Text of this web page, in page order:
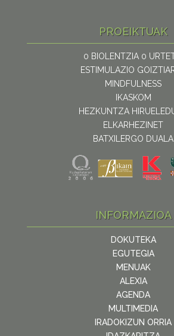
PROEIKTUAK
0 BIOLENTZIA 0
ESTIMULAZIO
MINDFULNESS
IKASKOM
HEZKUNTZA
ELKARHEZINET
BATXILERGO DUALA
INFORMAZIOA
DOKUTEKA
EGUTEGIA
MENUAK
ALEXIA
AGENDA
MULTIMEDIA
IRADOKIZUN ORRIA